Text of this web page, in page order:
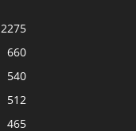
2275
660
540
512
465